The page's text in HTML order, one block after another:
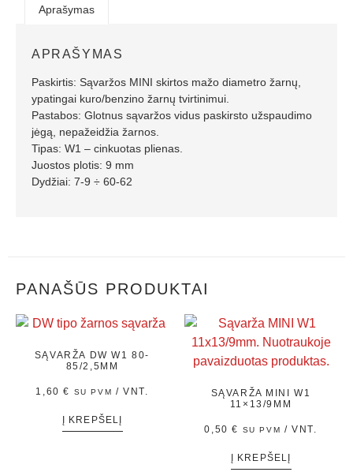
Aprašymas
APRAŠYMAS
Paskirtis: Sąvaržos MINI skirtos mažo diametro žarnų,
ypatingai kuro/benzino žarnų tvirtinimui.
Pastabos: Glotnus sąvaržos vidus paskirsto užspaudimo
jėgą, nepažeidžia žarnos.
Tipas: W1 – cinkuotas plienas.
Juostos plotis: 9 mm
Dydžiai: 7-9 ÷ 60-62
PANAŠŪS PRODUKTAI
SĄVARŽA DW W1 80-
85/2,5MM
1,60€ SU PVM / VNT.
Į KREPŠELĮ
SĄVARŽA MINI W1
11×13/9MM
0,50€ SU PVM / VNT.
Į KREPŠELĮ